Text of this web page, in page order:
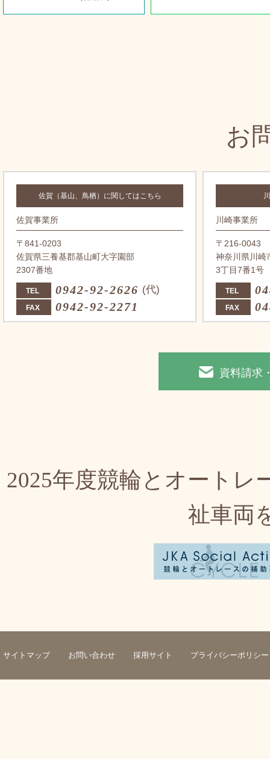
お
佐賀（基山、鳥栖）に関してはこちら
佐賀事業所
〒841-0203
佐賀県三養基郡基山町大字園部
2307番地
TEL 0942-92-2626 (代)
FAX 0942-92-2271
川崎事業所
〒216-0043
神奈川県川崎
3丁目7番1号
TEL
FAX
資料請求
2025年度競輪とオートレ
祉車両
サイトマップ お問い合わせ 採用サイト プライバシーポリシー